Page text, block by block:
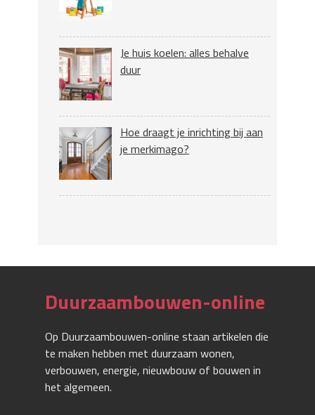
Je huis koelen: alles behalve
duur
Hoe draagt je inrichting bij aan
je merkimago?
Duurzaambouwen-online
Op Duurzaambouwen-online staan artikelen die
te maken hebben met duurzaam wonen,
verbouwen, energie, nieuwbouw of bouwen in
het algemeen.